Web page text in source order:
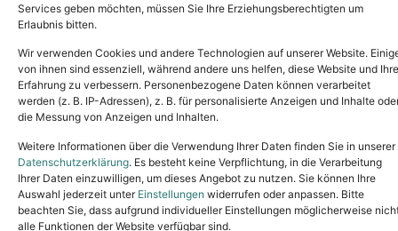
Services geben möchten, müssen Sie Ihre Erziehungsberechtigten um
Erlaubnis bitten.
Wir verwenden Cookies und andere Technologien auf unserer Website.
von ihnen sind essenziell, während andere uns helfen, diese Website und Ihre
Erfahrung zu verbessern. Personenbezogene Daten können verarbeitet
werden (z. B. IP-Adressen), z. B. für personalisierte Anzeigen und Inhalte
die Messung von Anzeigen und Inhalten.
Weitere Informationen über die Verwendung Ihrer Daten finden Sie in unserer
Datenschutzerklärung. Es besteht keine Verpflichtung, in die Verarbeitung
Ihrer Daten einzuwilligen, um dieses Angebot zu nutzen. Sie können Ihre
Auswahl jederzeit unter Einstellungen widerrufen oder anpassen. Bitte
beachten Sie, dass aufgrund individueller Einstellungen möglicherweise
alle Funktionen der Website verfügbar sind.
Copyright © 2024. All rights reserved.
Tel.: (02631) 55356buero@tierheim-neuwied.de
Ludwigshof 1, 56567 Neuwied